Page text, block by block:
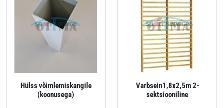
Hülss võimlemiskangile
(koonusega)
Varbsein1,8x2,5m 2-
sektsiooniline